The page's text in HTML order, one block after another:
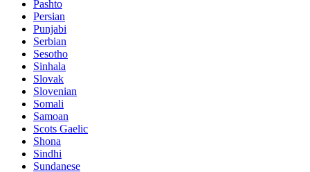
Pashto
Persian
Punjabi
Serbian
Sesotho
Sinhala
Slovak
Slovenian
Somali
Samoan
Scots Gaelic
Shona
Sindhi
Sundanese